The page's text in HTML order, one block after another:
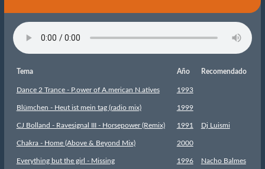
Tema Año Recomendado
Dance 2 Trance - P.ower of A.merican N.atives 1993
Blümchen - Heut ist mein tag (radio mix) 1999
CJ Bolland - Ravesignal III - Horsepower (Remix) 1991 Dj Luismi
Chakra - Home (Above & Beyond Mix) 2000
Everything but the girl - Missing 1996 Nacho Balmes